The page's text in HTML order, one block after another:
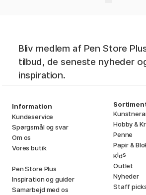
Bliv medlem af Pen Store
tilbud, de seneste nyheder
inspiration.
Information
Kundeservice
Spørgsmål og svar
Om os
Vores butik
Pen Store Plus
Inspiration og guider
Samarbejd med os
Hobby &
Penne
Papir &
Kids
Outlet
Nyheder
Staff